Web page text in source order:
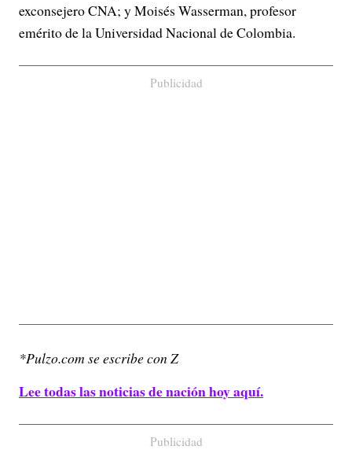
exconsejero CNA; y Moisés Wasserman, profesor
emérito de la Universidad Nacional de Colombia.
Publicidad
*Pulzo.com se escribe con Z
Lee todas las noticias de nación hoy aquí.
Publicidad